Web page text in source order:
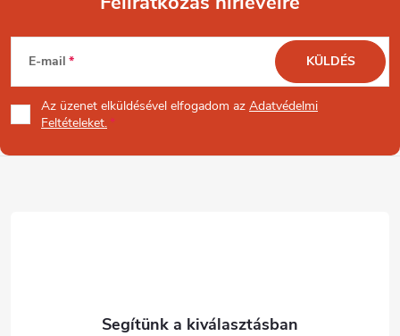
L
á
b
E-mail
Az üzenet elküldésével elfogadom az Adatvédelmi
Feltételeket.
KÜLDÉS